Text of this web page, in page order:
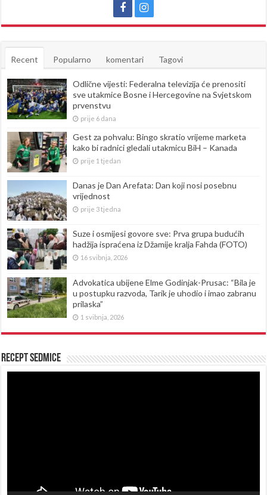
Recent Popularno komentari Tagovi
Odlične vijesti: Federalna televizija će prenositi
sve utakmice Bosne i Hercegovine na Svjetskom
prvenstvu
prije 6 dana
Gest za pohvalu: Bingo skratio vrijeme marketa
kako bi radnici gledali utakmicu BiH – Kanada
prije 1 tjedan
Danas je Dan Arefata: Dan koji nosi posebnu
vrijednost
prije 3 tjedna
Suze i osmijesi govore sve: Prva grupa budućih
hadžija ispraćena iz Džamije kralja Fahda (FOTO)
16 svibnja, 2026
Advokatica ubijene Elme Godinjak-Prusac: “Bila je
u postupku razvoda, Tarik je uhodio i imao zabranu
prilaska”
1 svibnja, 2026
Recept sedmice